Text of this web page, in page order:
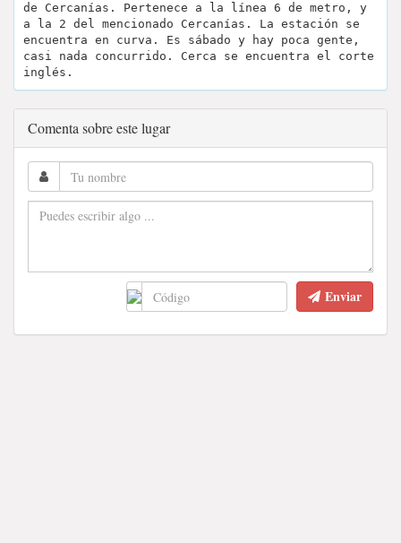
de Cercanías. Pertenece a la línea 6 de metro, y
a la 2 del mencionado Cercanías. La estación se
encuentra en curva. Es sábado y hay poca gente,
casi nada concurrido. Cerca se encuentra el corte
inglés.
Comenta sobre este lugar
Enviar